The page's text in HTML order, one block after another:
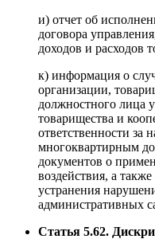
и) отчет об
договора
доходов и расходов
к) информация о
организации,
должностного лица
товарищества и
ответственности за
многоквартирным
документов о
воздействия, а
устранения
административных
Статья 5.62.